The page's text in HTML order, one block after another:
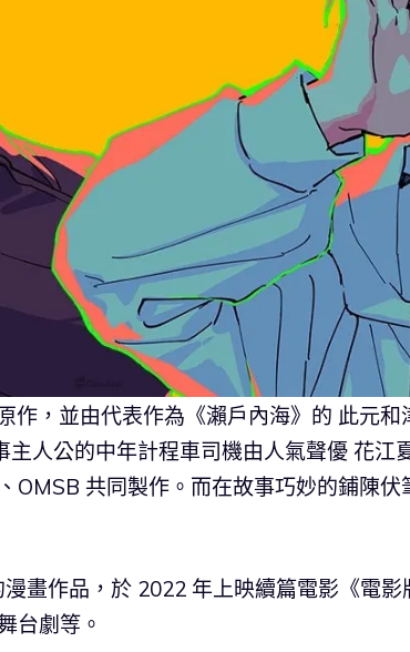
作，並由代表作為《瀨戶內海》的 此元和
人公的中年計程車司機由人氣聲優 花江
OMSB 共同製作。而在故事巧妙的鋪陳伏
畫作品，於 2022 年上映續篇電影《電影
台劇等。